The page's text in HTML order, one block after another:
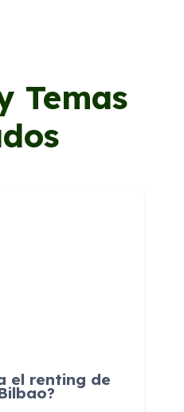
Temas
el renting de